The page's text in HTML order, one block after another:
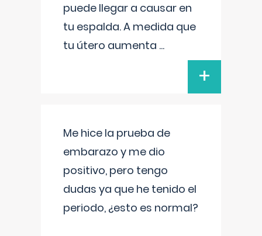
puede llegar a causar en
tu espalda. A medida que
tu útero aumenta ...
+
Me hice la prueba de
embarazo y me dio
positivo, pero tengo
dudas ya que he tenido el
periodo, ¿esto es normal?